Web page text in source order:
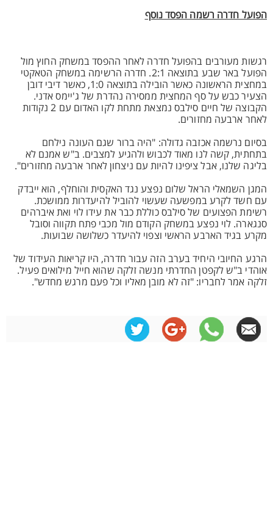
הפועל חדרה רשמה הפסד נוסף
רגשות מעורבים בהפועל חדרה לאחר ההפסד במשחק החוץ מול
הפועל באר שבע בתוצאה 2:1. חדרה הרשימה במשחק הטאקטי
במחצית הראשונה כאשר הובילה בתוצאה 1:0, כאשר דיבי דובן
הצעיר כבש על סף המחצית ממסירה נהדרת של ג'יימס אדני.
הקבוצה של חיים סילבס נמצאת מתחת לקו האדום עם 2 נקודות
לאחר ארבעה מחזורים.
בסיום נרשמה אכזבה גדולה: "היה ברור שגם העונה נילחם
בתחתית, קשה לנו מאוד לכבוש ולהגיע למצבים. ב"ש אמנם לא
בליגה שלנו, אבל ציפינו להיות עם ניצחון לאחר ארבעה מחזורים".
המגן השמאלי הראל שלום נפצע נגד האקסית והוחלף, הוא ייבדק
עם חשד לקרע במפשעה שעשוי להוביל להיעדרות ממושכת.
רשימת הפצועים של סילבס כוללת כבר את עידו לוי ואת איברהים
סנגארה. לוי נפצע במשחק הקודם מול מכבי פתח תקווה וסובל
מקרע בגיד הארבע הראשי וצפוי להיעדר כשלושה שבועות.
הרגע החיובי היחיד בערב הזה עבור חדרה, היו קריאות העידוד של
אוהדי ב"ש לקפטן החדרתי מנשה זלקה שהוא חייל מילואים פעיל.
זלקה אמר לחבריו: "זה לא מובן מאליו וכל פעם מרגש מחדש".